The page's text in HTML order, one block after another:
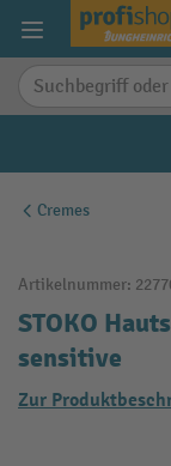
springen
Cremes
Artikelnummer:
STOKO
sensitive
Zur